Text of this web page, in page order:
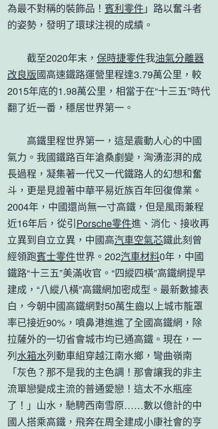
為最不對稱的裝飾品！ 賓利零件 」路以奮斗者
的姿勢，發明了環球注視的成績。
截至2020年末， 保時捷零件我油氣分離器
改良版國高速鐵路運營里程達3.79萬公里，較
2015年底的1.98萬公里，相當于在“十三五”時代
翻了近一番，穩居世界第一。
高鐵里程世界第一，這是震動人心的中國
氣力。我國鐵路百年滄桑劇變，洶湧澎湃的成
長過程，凝集著一代又一代鐵路人的幻想和奮
斗，更是見證著中華平易近族百年回復偉業。
2004年，中國還尚無一寸高鐵，但是風雨兼程
近16年后，從引Porsche零件進、消化、接收再
立異到自立立異，中國高汽車空氣芯鐵此刻曾
經領跑賓士零件世界。202汽車材料0年，中國
鐵路“十三五”美滿收官。“四縱四橫”高鐵網提早
建成，“八縱八橫”高鐵網加密成型。最新數據表
白，今朝中國高鐵網對50萬生齒以上城市籠罩
率已接近90%，噴鼻港進進了全國高鐵網，除
拉薩外的一切省會城市均已通高鐵。現在，一
列水箱水列動車組穿越江南水鄉，彎曲嶺南
「灰色？那不是我的主色調！那會讓我的非主
流單戀變成主流的普通愛戀！這太不水瓶座
了！」山水，馳騁西南雪原……數以億計的中
國人搭乘高鐵，飛奔在周全建成小康社會的亨